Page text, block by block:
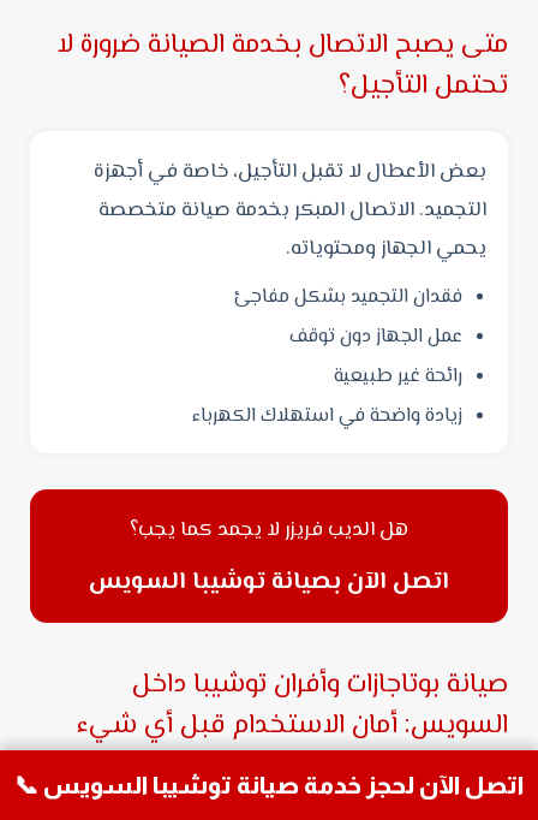
متى يصبح الاتصال بخدمة الصيانة ضرورة لا
تحتمل التأجيل؟
بعض الأعطال لا تقبل التأجيل، خاصة في أجهزة
التجميد. الاتصال المبكر بخدمة صيانة متخصصة
يحمي الجهاز ومحتوياته.
فقدان التجميد بشكل مفاجئ
عمل الجهاز دون توقف
رائحة غير طبيعية
زيادة واضحة في استهلاك الكهرباء
هل الديب فريزر لا يجمد كما يجب؟
اتصل الآن بصيانة توشيبا السويس
صيانة بوتاجازات وأفران توشيبا داخل
السويس: أمان الاستخدام قبل أي شيء
اتصل الآن لحجز خدمة صيانة توشيبا السويس 📞